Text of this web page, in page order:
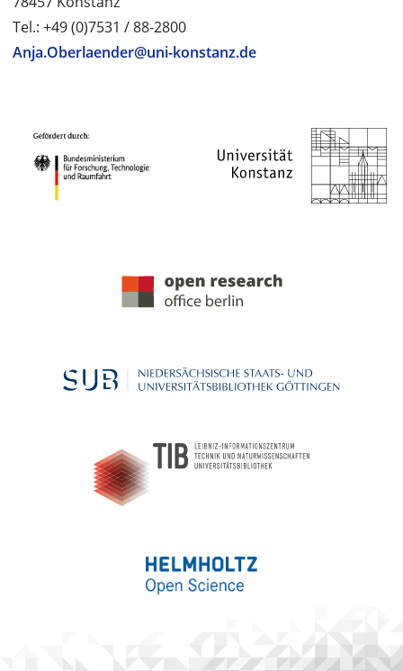
Tel.: +49 (0)7531 / 88-2800
Anja.Oberlaender@uni-konstanz.de